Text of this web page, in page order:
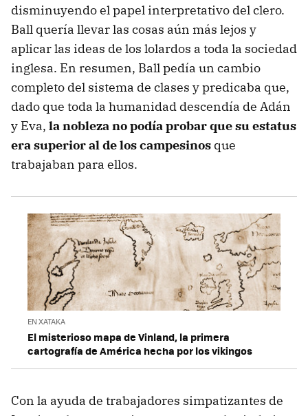
disminuyendo el papel interpretativo del clero.
Ball quería llevar las cosas aún más lejos y
aplicar las ideas de los lolardos a toda la sociedad
inglesa. En resumen, Ball pedía un cambio
completo del sistema de clases y predicaba que,
dado que toda la humanidad descendía de Adán
y Eva, la nobleza no podía probar que su estatus
era superior al de los campesinos que
trabajaban para ellos.
EN XATAKA
El misterioso mapa de Vinland, la primera
cartografía de América hecha por los vikingos
Con la ayuda de trabajadores simpatizantes de